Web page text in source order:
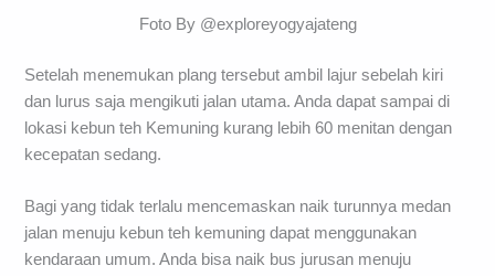
Foto By @exploreyogyajateng
Setelah menemukan plang tersebut ambil lajur sebelah kiri
dan lurus saja mengikuti jalan utama. Anda dapat sampai di
lokasi kebun teh Kemuning kurang lebih 60 menitan dengan
kecepatan sedang.
Bagi yang tidak terlalu mencemaskan naik turunnya medan
jalan menuju kebun teh kemuning dapat menggunakan
kendaraan umum. Anda bisa naik bus jurusan menuju